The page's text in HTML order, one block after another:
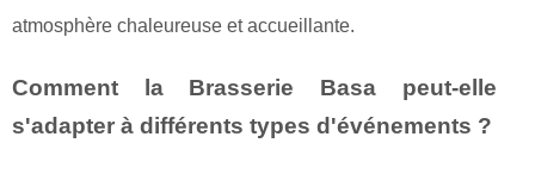
atmosphère chaleureuse et accueillante.
Comment la Brasserie Basa peut-elle
s'adapter à différents types d'événements ?